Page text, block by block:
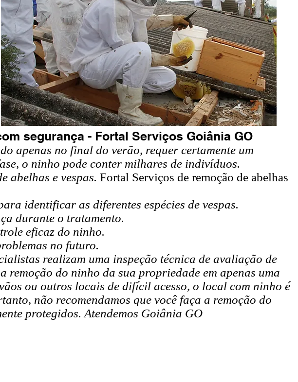
segurança - Fortal Serviços Goiânia GO
apenas no final do verão, requer certamente um
o ninho pode conter milhares de indivíduos.
abelhas e vespas. Fortal Serviços de remoção de abelhas
identificar as diferentes espécies de vespas.
durante o tratamento.
eficaz do ninho.
no futuro.
realizam uma inspeção técnica de avaliação de
do ninho da sua propriedade em apenas uma
ou outros locais de difícil acesso, o local com ninho é
não recomendamos que você faça a remoção do
protegidos. Atendemos Goiânia GO